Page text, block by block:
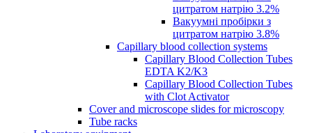
цитратом натрію 3.2%
Вакуумні пробірки з
цитратом натрію 3.8%
Capillary blood collection systems
Capillary Blood Collection Tubes
EDTA K2/K3
Capillary Blood Collection Tubes
with Clot Activator
Cover and microscope slides for microscopy
Tube racks